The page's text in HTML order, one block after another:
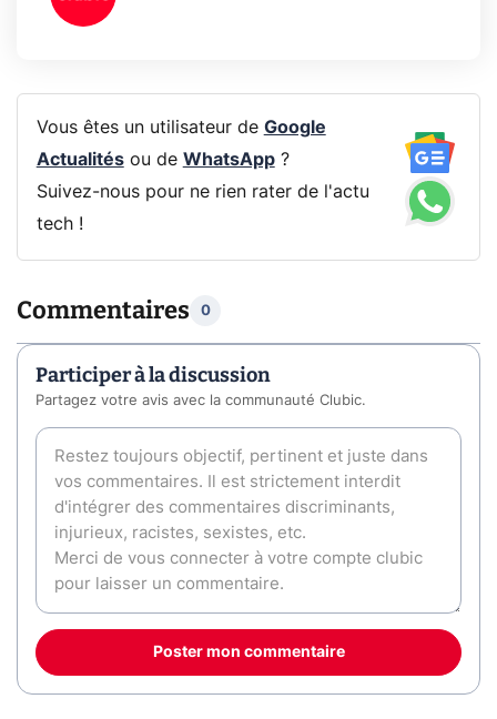
Vous êtes un utilisateur de Google
Actualitésou de WhatsApp?
Suivez-nous pour ne rien rater de l'actu
tech !
Commentaires 0
Participer à la discussion
Partagez votre avis avec la communauté Clubic.
Poster mon commentaire